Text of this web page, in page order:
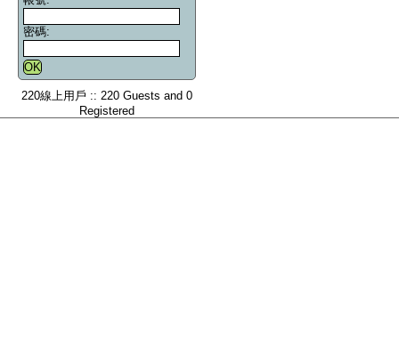
密碼:
220線上用戶 :: 220 Guests and 0
Registered